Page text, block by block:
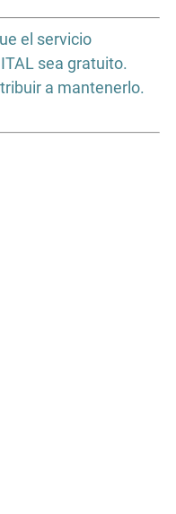
el servicio
sea gratuito.
a mantenerlo.